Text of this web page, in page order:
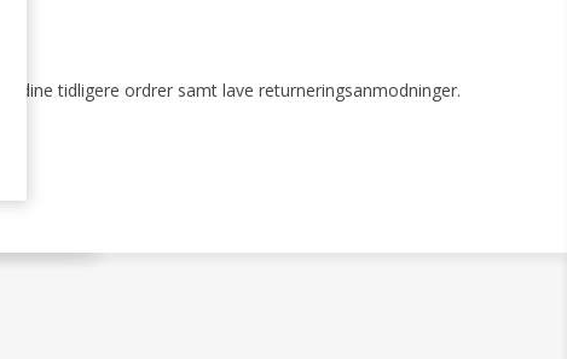
dine tidligere ordrer samt lave returneringsanmodninger.